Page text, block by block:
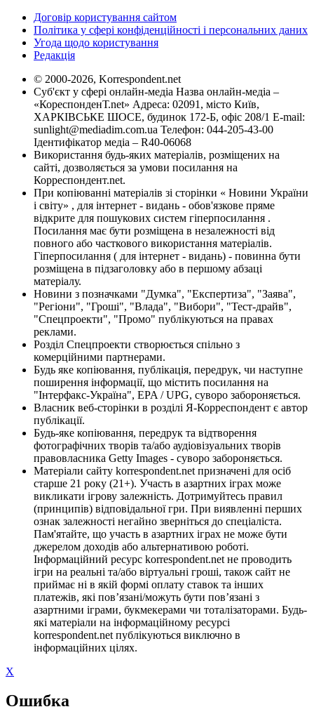
Договір користування сайтом
Політика у сфері конфіденційності і персональних даних
Угода щодо користування
Редакція
© 2000-2026, Korrespondent.net
Суб'єкт у сфері онлайн-медіа Назва онлайн-медіа –
«КореспонденТ.net» Адреса: 02091, місто Київ,
ХАРКІВСЬКЕ ШОСЕ, будинок 172-Б, офіс 208/1 E-mail:
sunlight@mediadim.com.ua Телефон: 044-205-43-00
Ідентифікатор медіа – R40-06068
Використання будь-яких матеріалів, розміщених на
сайті, дозволяється за умови посилання на
Корреспондент.net.
При копіюванні матеріалів зі сторінки « Новини України
і світу» , для інтернет - видань - обов'язкове пряме
відкрите для пошукових систем гіперпосилання .
Посилання має бути розміщена в незалежності від
повного або часткового використання матеріалів.
Гіперпосилання ( для інтернет - видань) - повинна бути
розміщена в підзаголовку або в першому абзаці
матеріалу.
Новини з позначками "Думка", "Експертиза", "Заява",
"Регіони", "Гроші", "Влада", "Вибори", "Тест-драйв",
"Спецпроекти", "Промо" публікуються на правах
реклами.
Розділ Спецпроекти створюється спільно з
комерційними партнерами.
Будь яке копіювання, публікація, передрук, чи наступне
поширення інформації, що містить посилання на
"Інтерфакс-Україна", EPA / UPG, суворо забороняється.
Власник веб-сторінки в розділі Я-Корреспондент є автор
публікації.
Будь-яке копіювання, передрук та відтворення
фотографічних творів та/або аудіовізуальних творів
правовласника Getty Images - суворо забороняється.
Матеріали сайту korrespondent.net призначені для осіб
старше 21 року (21+). Участь в азартних іграх може
викликати ігрову залежність. Дотримуйтесь правил
(принципів) відповідальної гри. При виявленні перших
ознак залежності негайно зверніться до спеціаліста.
Пам'ятайте, що участь в азартних іграх не може бути
джерелом доходів або альтернативою роботі.
Інформаційний ресурс korrespondent.net не проводить
ігри на реальні та/або віртуальні гроші, також сайт не
приймає ні в якій формі оплату ставок та інших
платежів, які пов’язані/можуть бути пов’язані з
азартними іграми, букмекерами чи тоталізаторами. Будь-
які матеріали на інформаційному ресурсі
korrespondent.net публікуються виключно в
інформаційних цілях.
X
Ошибка